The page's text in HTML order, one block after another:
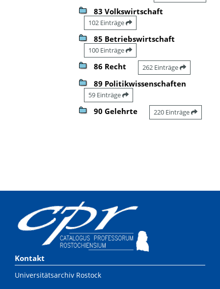
83 Volkswirtschaft
102 Einträge
85 Betriebswirtschaft
100 Einträge
86 Recht 262 Einträge
89 Politikwissenschaften
59 Einträge
90 Gelehrte 220 Einträge
Kontakt
Universitätsarchiv Rostock